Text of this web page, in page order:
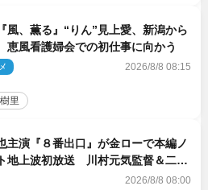
風、薫る』“りん”見上愛、新潟から
風看護婦会での初仕事に向かう
2026/8/8 08:15
里
主演『８番出口』が金ローで本編ノ
地上波初放送 川村元気監督＆二宮
到着
2026/8/8 08:00